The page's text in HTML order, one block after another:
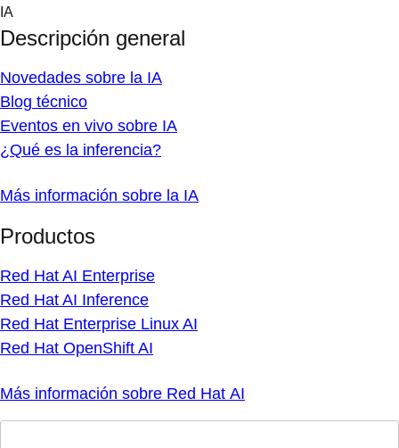
Skip
content
IA
Descripción general
Novedades sobre la IA
Blog técnico
Eventos en vivo sobre IA
¿Qué es la inferencia?
Más información sobre la IA
Productos
Red Hat AI Enterprise
Red Hat AI Inference
Red Hat Enterprise Linux AI
Red Hat OpenShift AI
Más información sobre Red Hat AI